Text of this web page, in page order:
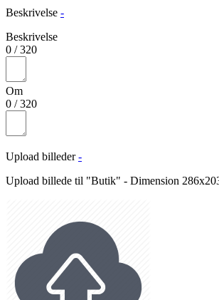
Beskrivelse -
Beskrivelse
0 /320
Om
0 /320
Upload billeder -
Upload billede til "Butik" - Dimension